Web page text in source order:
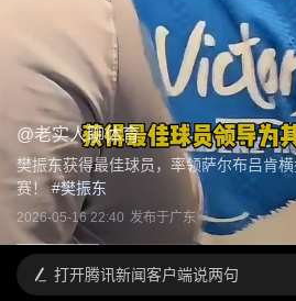
@老实人聊体育
樊振东获得最佳球员，率领萨尔布吕肯
赛！ #樊振东
2026-05-16 22:40 发布于广东
打开腾讯新闻客户端说两句